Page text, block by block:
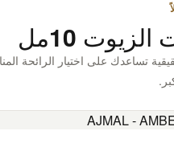
10مل
تساعدك على اختيار الرائحة